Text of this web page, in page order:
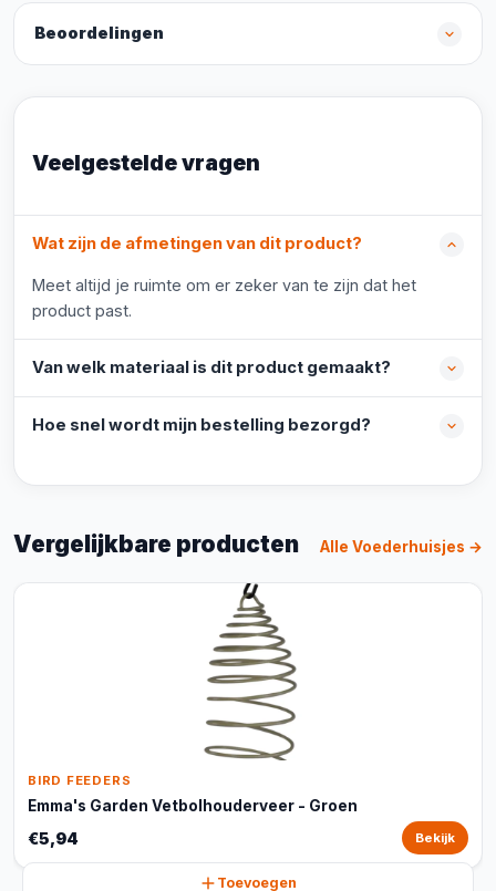
Beoordelingen
Veelgestelde vragen
Wat zijn de afmetingen van dit product?
Meet altijd je ruimte om er zeker van te zijn dat het
product past.
Van welk materiaal is dit product gemaakt?
Hoe snel wordt mijn bestelling bezorgd?
Vergelijkbare producten Alle Voederhuisjes →
BIRD FEEDERS
Emma's Garden Vetbolhouderveer - Groen
€5,94 Bekijk
Toevoegen